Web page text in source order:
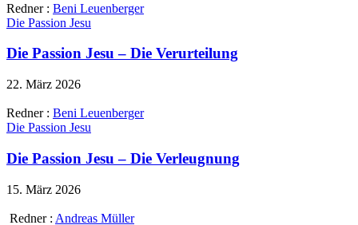
Redner : Beni Leuenberger
Die Passion Jesu
Die Passion Jesu – Die Verurteilung
22. März 2026
Redner : Beni Leuenberger
Die Passion Jesu
Die Passion Jesu – Die Verleugnung
15. März 2026
Redner : Andreas Müller